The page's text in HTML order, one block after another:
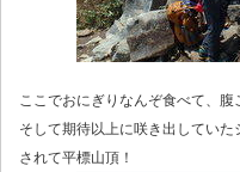
ここでおにぎりなんぞ食べて、腹
そして期待以上に咲き出してい
されて平標山頂！